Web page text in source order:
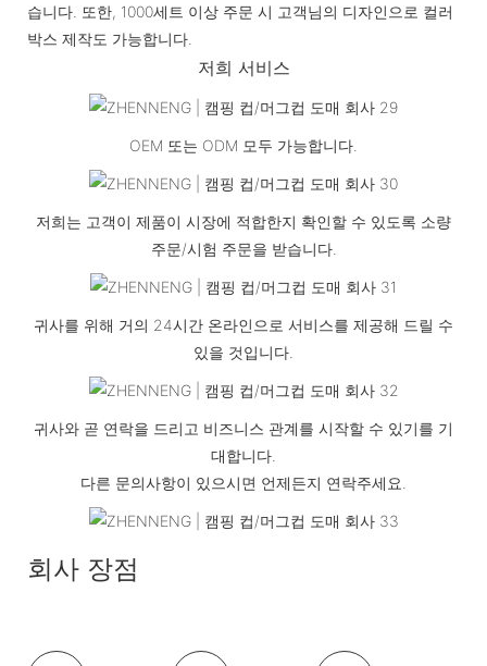
습니다. 또한, 1000세트 이상 주문 시 고객님의 디자인으로 컬러
박스 제작도 가능합니다.
저희 서비스
OEM 또는 ODM 모두 가능합니다.
저희는 고객이 제품이 시장에 적합한지 확인할 수 있도록 소량
주문/시험 주문을 받습니다.
귀사를 위해 거의 24시간 온라인으로 서비스를 제공해 드릴 수
있을 것입니다.
귀사와 곧 연락을 드리고 비즈니스 관계를 시작할 수 있기를 기
대합니다.
다른 문의사항이 있으시면 언제든지 연락주세요.
회사 장점